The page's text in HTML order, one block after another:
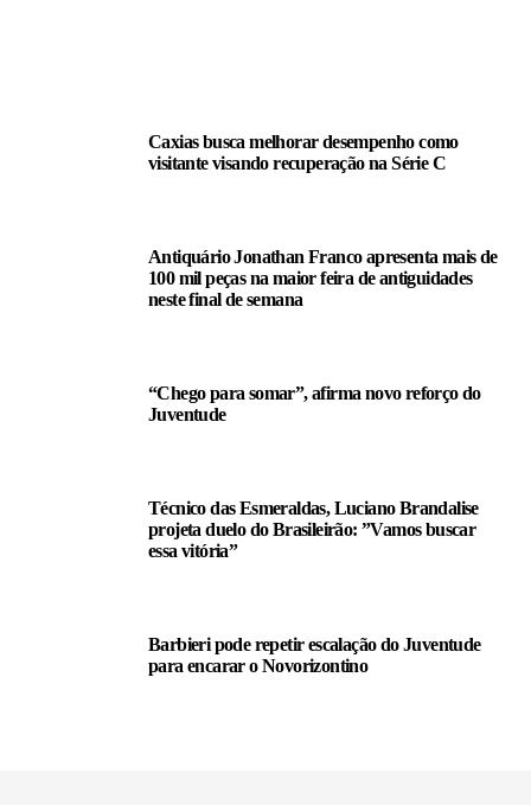
Caxias busca melhorar desempenho como
visitante visando recuperação na Série C
Antiquário Jonathan Franco apresenta mais de
100 mil peças na maior feira de antiguidades
neste final de semana
“Chego para somar”, afirma novo reforço do
Juventude
Técnico das Esmeraldas, Luciano Brandalise
projeta duelo do Brasileirão: ”Vamos buscar
essa vitória”
Barbieri pode repetir escalação do Juventude
para encarar o Novorizontino